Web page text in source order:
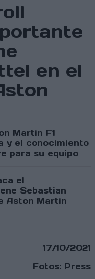
en el
Martin F1
y el conocimiento
para su equipo
17/10/2021
Fotos: Press